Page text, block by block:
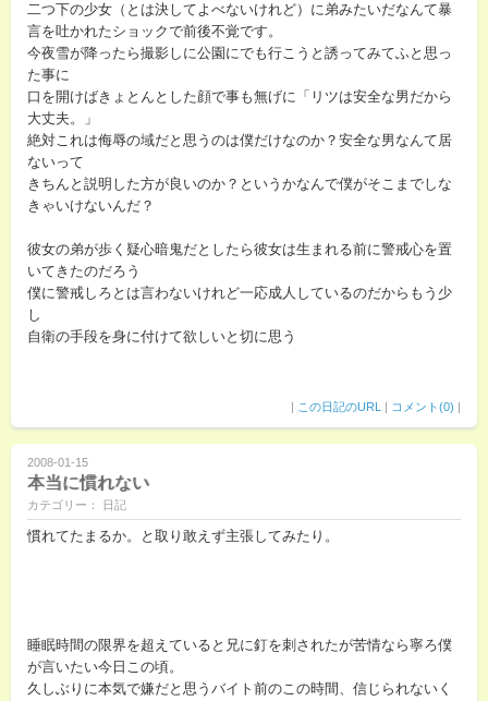
二つ下の少女（とは決してよべないけれど）に弟みたいだなんて暴
言を吐かれたショックで前後不覚です。
今夜雪が降ったら撮影しに公園にでも行こうと誘ってみてふと思っ
た事に
口を開けばきょとんとした顔で事も無げに「リツは安全な男だから
大丈夫。」
絶対これは侮辱の域だと思うのは僕だけなのか？安全な男なんて居
ないって
きちんと説明した方が良いのか？というかなんで僕がそこまでしな
きゃいけないんだ？
彼女の弟が歩く疑心暗鬼だとしたら彼女は生まれる前に警戒心を置
いてきたのだろう
僕に警戒しろとは言わないけれど一応成人しているのだからもう少
し
自衛の手段を身に付けて欲しいと切に思う
| この日記のURL | コメント(0) |
2008-01-15
本当に慣れない
カテゴリー： 日記
慣れてたまるか。と取り敢えず主張してみたり。
睡眠時間の限界を超えていると兄に釘を刺されたが苦情なら寧ろ僕
が言いたい今日この頃。
久しぶりに本気で嫌だと思うバイト前のこの時間、信じられないく